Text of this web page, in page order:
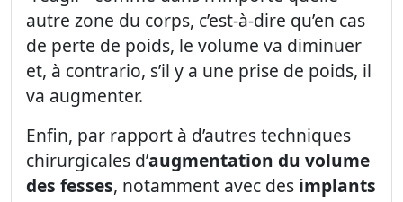
autre zone du corps, c’est-à-dire qu’en cas
de perte de poids, le volume va diminuer
et, à contrario, s’il y a une prise de poids, il
va augmenter.
Enfin, par rapport à d’autres techniques
chirurgicales d’augmentation du volume
des fesses, notamment avec des implants